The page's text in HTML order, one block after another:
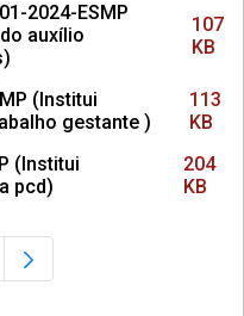
2024-ESMP
auxílio
107
KB
(Institui
gestante )
113
KB
(Institui
pcd)
204
KB